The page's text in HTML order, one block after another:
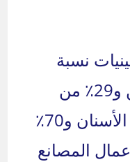
نسبة
46٪ من جميع المعلمين و29٪ من
الأطباء و46٪ من أطباء الأسنان و70٪
و15٪ من عمال المصانع